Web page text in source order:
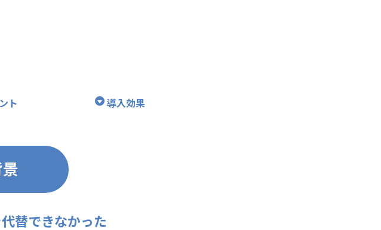
ト 導入効果
替できなかった